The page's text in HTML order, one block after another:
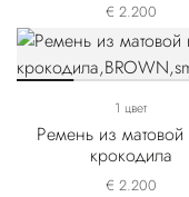
€ 2.200
1 цвет
Ремень из матовой
крокодила
€ 2.200